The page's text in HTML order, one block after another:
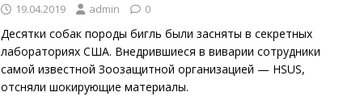
19.04.2019 admin 0
Десятки собак породы бигль были засняты в секретных
лабораториях США. Внедрившиеся в виварии сотрудники
самой известной Зоозащитной организацией — HSUS,
отсняли шокирующие материалы.